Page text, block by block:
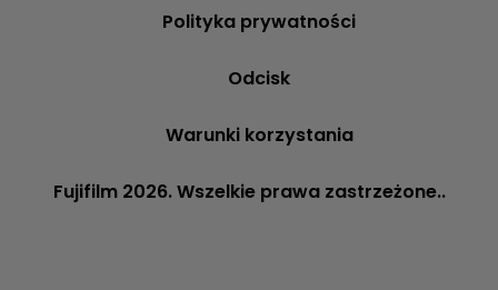
Polityka prywatności
Odcisk
Warunki korzystania
Fujifilm 2026. Wszelkie prawa zastrzeżone..